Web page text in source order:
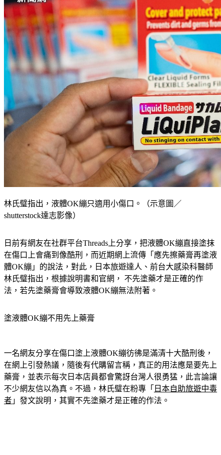
林氏璧指出，液體OK繃只適用小傷口。（示意圖／
shutterstock達志影像）
日前有網友在社群平台Threads上分享，把液體OK繃直接塗抹
在傷口上會痛到像酷刑，而近期網上流傳「應先擦藥膏再塗液
體OK繃」的說法，對此，日本旅遊達人、前台大感染科醫師
林氏璧指出，根據說明書和官網， 不先塗藥才是正確的作
法，若先塗藥膏會導致液體OK繃無法附著。
塗液體OK繃不用先上藥膏
一名網友分享在傷口塗上液體OK繃彷彿是滿清十大酷刑後，
在網上引發熱議，隨後有代購留言稱，真正的用法應是要先上
藥膏，並表示每次日本店員都會驚訝台灣人很勇猛，此言論讓
不少網友信以為真。不過，林氏璧在粉專「 日本自助旅遊中毒
者 」發文說明，其實不先塗藥才是正確的作法。